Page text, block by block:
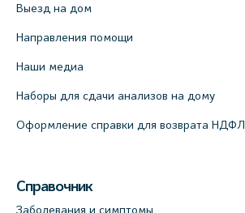
Выезд на дом
Направления помощи
Наши медиа
Наборы для сдачи анализов на дому
Оформление справки для возврата НДФЛ
Справочник
Заболевания и симптомы